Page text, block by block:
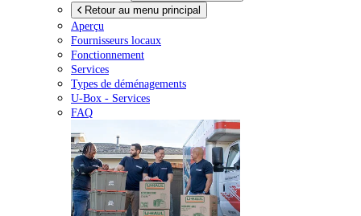
Retour au menu principal
Aperçu
Fournisseurs locaux
Fonctionnement
Services
Types de déménagements
U-Box - Services
FAQ